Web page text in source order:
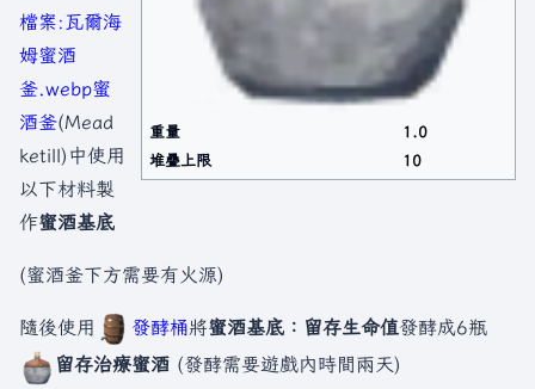
重量
1.0
堆疊上限
10
檔案:瓦爾海
姆蜜酒
釜.webp蜜
酒釜(Mead
ketill)中使用
以下材料製
作蜜酒基底
(蜜酒釜下方需要有火源)
隨後使用 發酵桶將蜜酒基底：留存生命值發酵成6瓶
留存治療蜜酒 (發酵需要遊戲內時間兩天)